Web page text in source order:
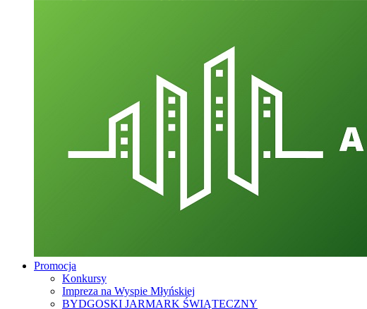
Promocja
Konkursy
Impreza na Wyspie Młyńskiej
BYDGOSKI JARMARK ŚWIĄTECZNY